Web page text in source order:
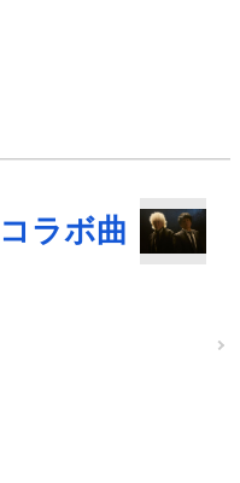
ラボ曲